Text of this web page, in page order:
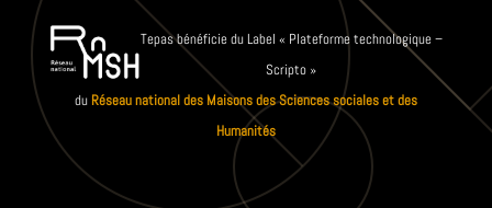
Tepas bénéficie du Label « Plateforme technologique –
Scripto »
du Réseau national des Maisons des Sciences sociales et des
Humanités